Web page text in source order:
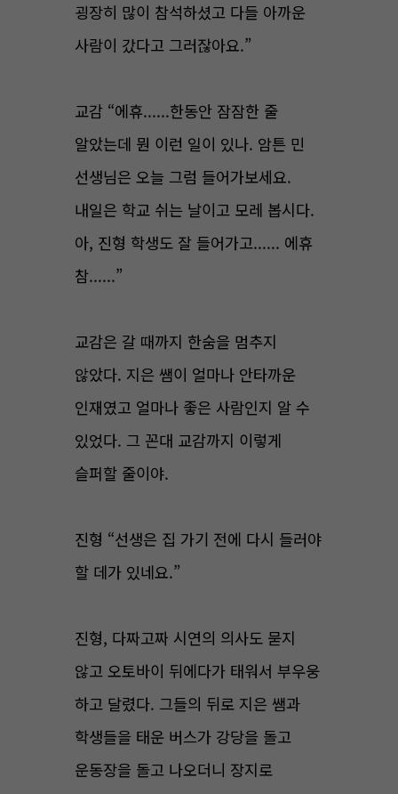
굉장히 많이 참석하셨고 다들 아까운
사람이 갔다고 그러잖아요.”
교감 “에휴......한동안 잠잠한 줄
알았는데 뭔 이런 일이 있나. 암튼 민
선생님은 오늘 그럼 들어가보세요.
내일은 학교 쉬는 날이고 모레 봅시다.
아, 진형 학생도 잘 들어가고...... 에휴
참......”
교감은 갈 때까지 한숨을 멈추지
않았다. 지은 쌤이 얼마나 안타까운
인재였고 얼마나 좋은 사람인지 알 수
있었다. 그 꼰대 교감까지 이렇게
슬퍼할 줄이야.
진형 “선생은 집 가기 전에 다시 들러야
할 데가 있네요.”
진형, 다짜고짜 시연의 의사도 묻지
않고 오토바이 뒤에다가 태워서 부우웅
하고 달렸다. 그들의 뒤로 지은 쌤과
학생들을 태운 버스가 강당을 돌고
운동장을 돌고 나오더니 장지로